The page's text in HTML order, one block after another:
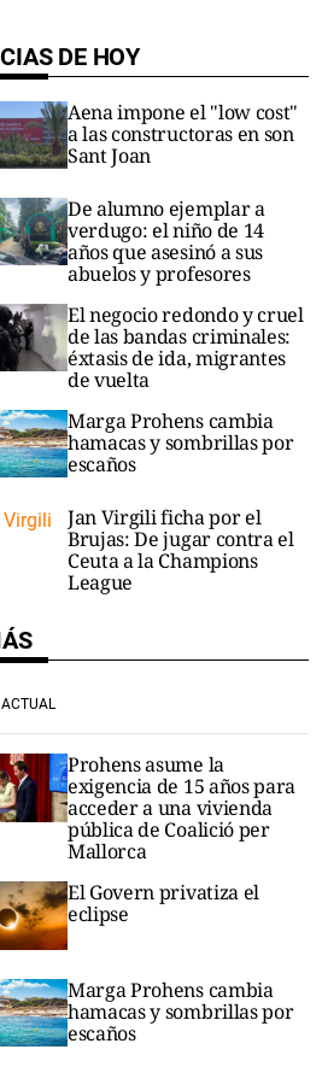
DE HOY
Aena impone el "low cost"
a las constructoras en son
Sant Joan
De alumno ejemplar a
verdugo: el niño de 14
años que asesinó a sus
abuelos y profesores
El negocio redondo y cruel
de las bandas criminales:
éxtasis de ida, migrantes
de vuelta
Marga Prohens cambia
hamacas y sombrillas por
escaños
Jan Virgili ficha por el
Brujas: De jugar contra el
Ceuta a la Champions
League
ACTUAL
Prohens asume la
exigencia de 15 años para
acceder a una vivienda
pública de Coalició per
Mallorca
El Govern privatiza el
eclipse
Marga Prohens cambia
hamacas y sombrillas por
escaños